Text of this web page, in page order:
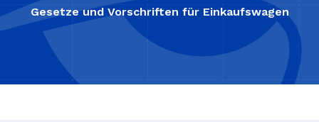
Gesetze und Vorschriften für Einkaufswagen